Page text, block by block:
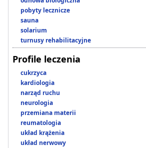
pobyty lecznicze
sauna
solarium
turnusy rehabilitacyjne
Profile leczenia
cukrzyca
kardiologia
narząd ruchu
neurologia
przemiana materii
reumatologia
układ krążenia
układ nerwowy